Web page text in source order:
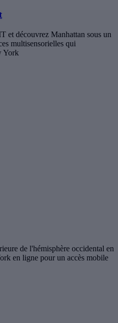
et découvrez Manhattan sous un
multisensorielles qui
York
de l'hémisphère occidental en
en ligne pour un accès mobile